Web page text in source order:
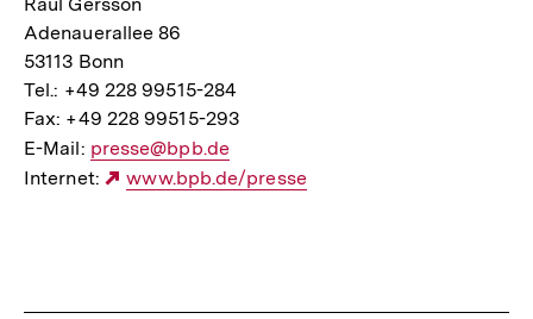
Adenauerallee 86
53113 Bonn
Tel.: +49 228 99515-284
Fax: +49 228 99515-293
E-Mail: E-
Mail
presse@bpb.de
Internet:
Externer
www.bpb.de/presse